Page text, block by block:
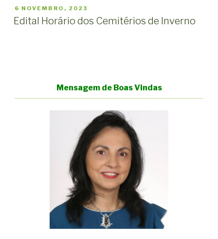
PUBLICADO
EM
6 NOVEMBRO, 2023
Edital Horário dos Cemitérios de Inverno
Mensagem de Boas Vindas